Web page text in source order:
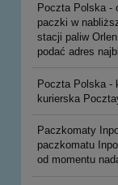
Poczta Polska -
paczki w
stacji paliw
podać adres
Poczta Polska -
kurierska
Paczkomaty
paczkomatu
od momentu